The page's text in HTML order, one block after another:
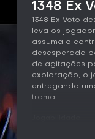
1348 Ex
1348 Ex Voto
leva os
assuma o
desesperada
de agitações
exploração, o
entregando
trama.